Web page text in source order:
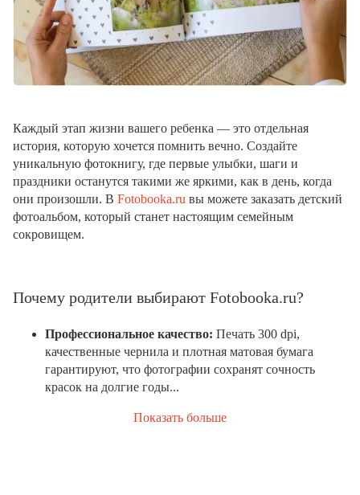
Каждый этап жизни вашего ребенка — это отдельная
история, которую хочется помнить вечно. Создайте
уникальную фотокнигу, где первые улыбки, шаги и
праздники останутся такими же яркими, как в день, когда
они произошли. В Fotobooka.ru вы можете заказать детский
фотоальбом, который станет настоящим семейным
сокровищем.
Почему родители выбирают Fotobooka.ru?
Профессиональное качество: Печать 300 dpi,
качественные чернила и плотная матовая бумага
гарантируют, что фотографии сохранят сочность
красок на долгие годы...
Показать больше